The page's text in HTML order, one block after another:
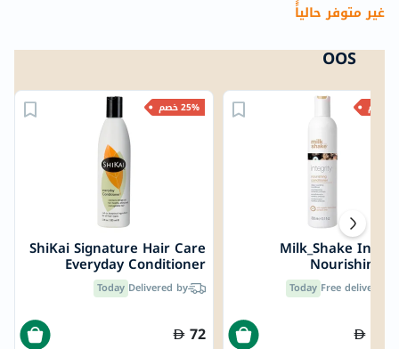
غير متوفر حالياًً
OOS
25% خصم
ShiKai Signature Hair Care
Everyday Conditioner
355ml
Delivered by
Today
72
Milk_Shake
Nourishing
Conditioner
Free delivery by
Today